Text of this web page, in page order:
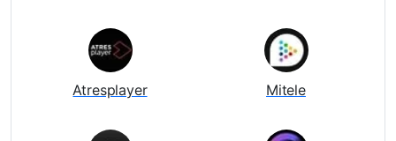
Atresplayer Mitele